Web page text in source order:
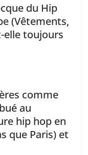
du Hip
(Vêtements,
elle toujours
comme
au
hip hop en
que Paris) et